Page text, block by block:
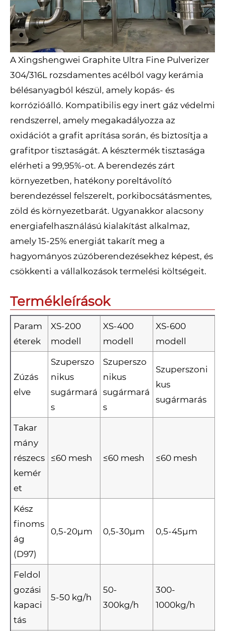
A Xingshengwei Graphite Ultra Fine Pulverizer
304/316L rozsdamentes acélból vagy kerámia
bélésanyagból készül, amely kopás- és
korrózióálló. Kompatibilis egy inert gáz védelmi
rendszerrel, amely megakadályozza az
oxidációt a grafit aprítása során, és biztosítja a
grafitpor tisztaságát. A késztermék tisztasága
elérheti a 99,95%-ot. A berendezés zárt
környezetben, hatékony poreltávolító
berendezéssel felszerelt, porkibocsátásmentes,
zöld és környezetbarát. Ugyanakkor alacsony
energiafelhasználású kialakítást alkalmaz,
amely 15-25% energiát takarít meg a
hagyományos zúzóberendezésekhez képest, és
csökkenti a vállalkozások termelési költségeit.
Termékleírások
Param
éterek
XS-200
modell
XS-400
modell
XS-600
modell
Zúzás
elve
Szuperszo
nikus
sugármará
s
Szuperszo
nikus
sugármará
s
Szuperszoni
kus
sugármarás
Takar
mány
részecs
kemér
et
≤60 mesh ≤60 mesh ≤60 mesh
Kész
finoms
ág
(D97)
0,5-20μm 0,5-30μm 0,5-45μm
Feldol
gozási
kapaci
tás
5-50 kg/h
50-
300kg/h
300-
1000kg/h